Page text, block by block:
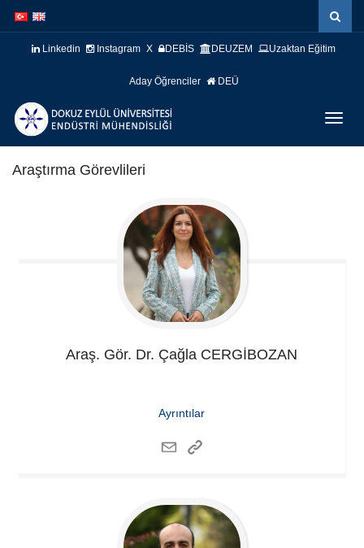
atla
atla
Linkedin Instagram X DEBİS DEUZEM Uzaktan Eğitim
Aday Öğrenciler DEÜ
Araştırma Görevlileri
Araş. Gör. Dr. Çağla CERGİBOZAN
Ayrıntılar